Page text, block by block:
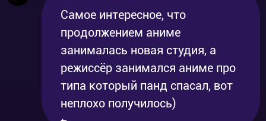
Самое интересное, что
продолжением аниме
занималась новая студия, а
режиссёр занимался аниме про
типа который панд спасал, вот
неплохо получилось)